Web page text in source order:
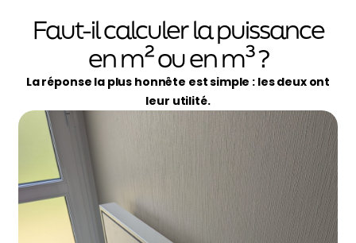
Faut-il calculer la puissance
en m² ou en m³ ?
La réponse la plus honnête est simple : les deux ont
leur utilité.